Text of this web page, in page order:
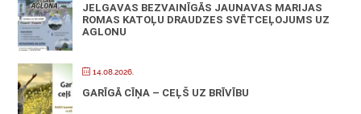
JELGAVAS BEZVAINĪGĀS JAUNAVAS MARIJAS
ROMAS KATOĻU DRAUDZES SVĒTCEĻOJUMS UZ
AGLONU
14.08.2026.
GARĪGĀ CĪŅA – CEĻŠ UZ BRĪVĪBU